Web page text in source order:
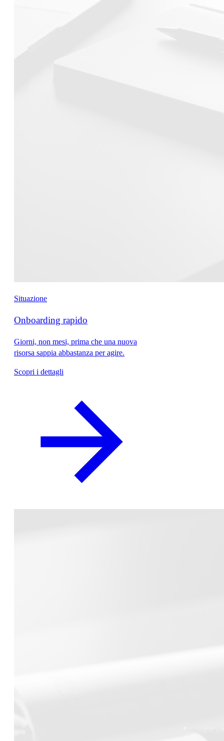
Situazione
Onboarding rapido
Giorni, non mesi, prima che una nuova
risorsa sappia abbastanza per agire.
Scopri i dettagli